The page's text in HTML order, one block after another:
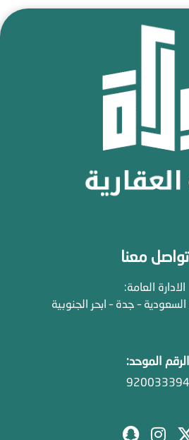
تواصل معنا
الادارة العامة:
– جدة – ابحر الجنوبية
الرقم الموحد:
920033394